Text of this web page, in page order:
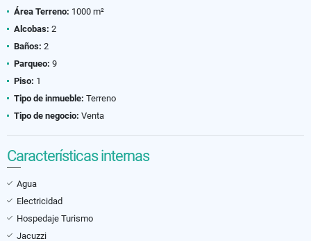
Área Terreno: 1000 m²
Alcobas: 2
Baños: 2
Parqueo: 9
Piso: 1
Tipo de inmueble: Terreno
Tipo de negocio: Venta
Características internas
Agua
Electricidad
Hospedaje Turismo
Jacuzzi